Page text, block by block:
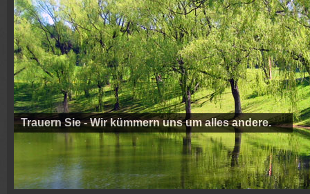
Trauern Sie - Wir kümmern uns um alles andere.